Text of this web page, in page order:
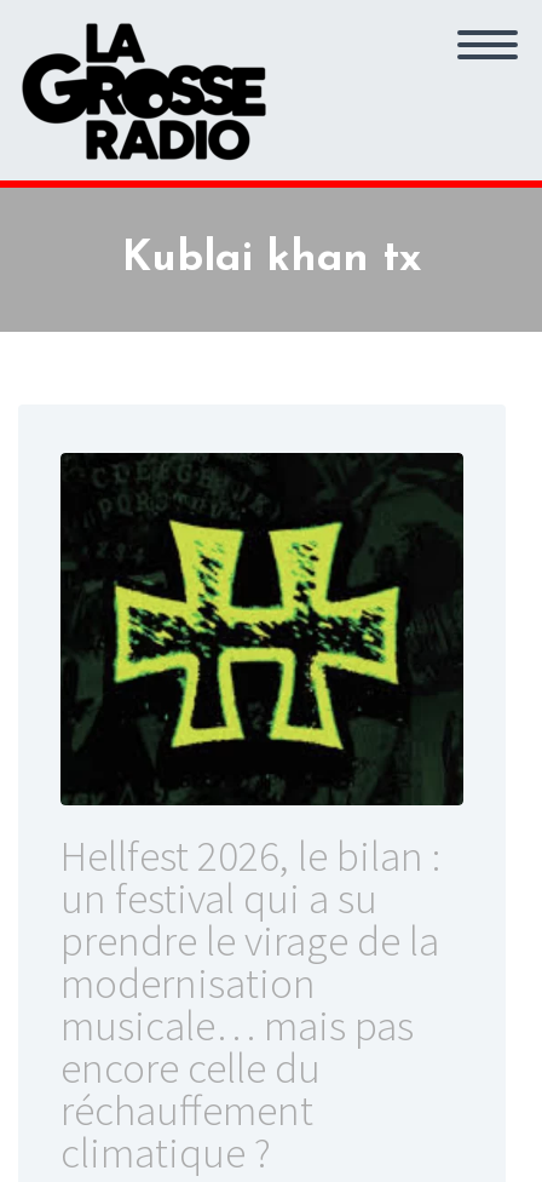
Kublai khan tx
Hellfest 2026, le bilan :
un festival qui a su
prendre le virage de la
modernisation
musicale… mais pas
encore celle du
réchauffement
climatique ?